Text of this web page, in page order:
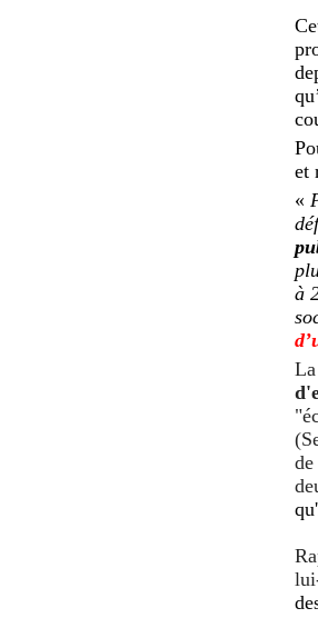
et
«
à